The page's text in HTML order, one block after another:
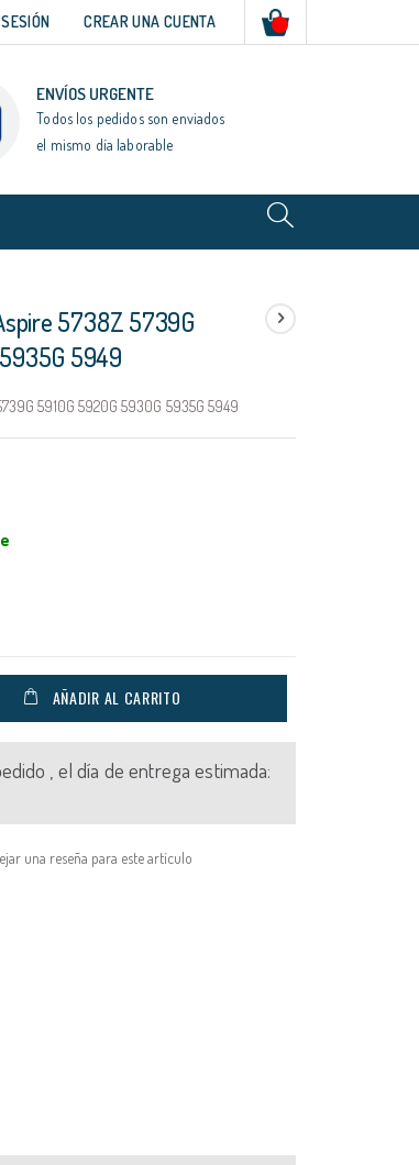
CREAR UNA CUENTA
ENVÍOS URGENTE
Todos los pedidos son enviados
el mismo día laborable
5738Z 5739G
5949
5910G 5920G 5930G 5935G 5949
AÑADIR AL CARRITO
, el día de entrega estimada:
una reseña para este artículo